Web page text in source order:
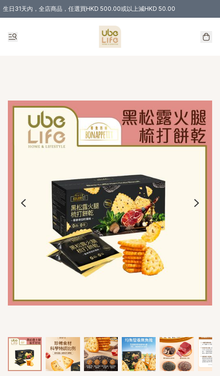
生日31天內，全店商品，任選買HKD 500.00或以上減HKD 50.00
購物滿 HKD 300.00即享免運費優惠！（適用於 特定的送貨方式 )